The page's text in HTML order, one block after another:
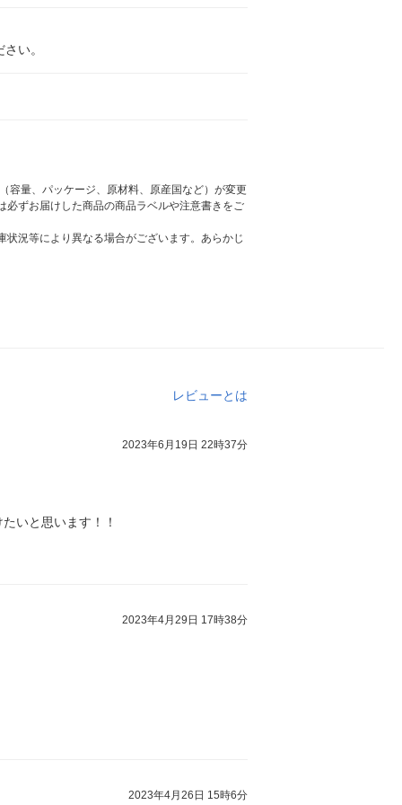
い。
容量、パッケージ、原材料、原産国など）が変更
ずお届けした商品の商品ラベルや注意書きをご
況等により異なる場合がございます。あらかじ
レビューとは
2023年6月19日 22時37分
いと思います！！
2023年4月29日 17時38分
2023年4月26日 15時6分